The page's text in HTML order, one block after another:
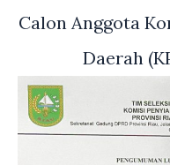
Calon Anggota
Daerah